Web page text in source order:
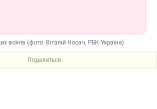
воїнів (фото: Віталій Носач, РБК-Україна)
Поделиться: